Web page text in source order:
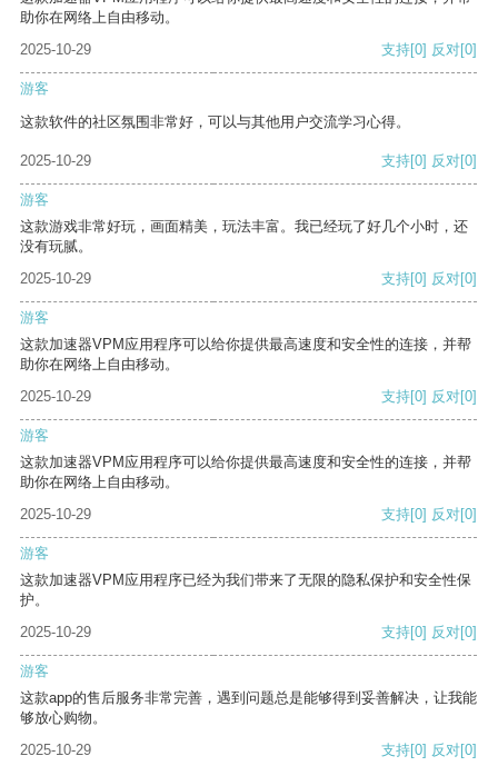
助你在网络上自由移动。
2025-10-29
支持[0] 反对[0]
游客
这款软件的社区氛围非常好，可以与其他用户交流学习心得。
2025-10-29 支持[0] 反对[0]
游客
这款游戏非常好玩，画面精美，玩法丰富。我已经玩了好几个小时，还
没有玩腻。
2025-10-29
支持[0] 反对[0]
游客
这款加速器VPM应用程序可以给你提供最高速度和安全性的连接，并帮
助你在网络上自由移动。
2025-10-29
支持[0] 反对[0]
游客
这款加速器VPM应用程序可以给你提供最高速度和安全性的连接，并帮
助你在网络上自由移动。
2025-10-29
支持[0] 反对[0]
游客
这款加速器VPM应用程序已经为我们带来了无限的隐私保护和安全性保
护。
2025-10-29
支持[0] 反对[0]
游客
这款app的售后服务非常完善，遇到问题总是能够得到妥善解决，让我能
够放心购物。
2025-10-29
支持[0] 反对[0]